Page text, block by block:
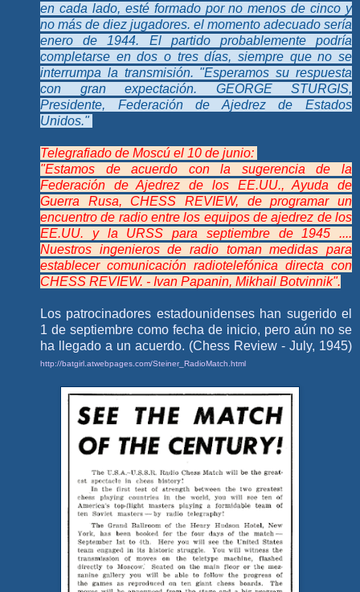
en cada lado, esté formado por no menos de cinco y
no más de diez jugadores. el momento adecuado sería
enero de 1944. El partido probablemente podría
completarse en dos o tres días, siempre que no se
interrumpa la transmisión. "Esperamos su respuesta
con gran expectación. GEORGE STURGIS,
Presidente, Federación de Ajedrez de Estados
Unidos."
Telegrafiado de Moscú el 10 de junio:
"Estamos de acuerdo con la sugerencia de la
Federación de Ajedrez de los EE.UU., Ayuda de
Guerra Rusa, CHESS REVIEW, de programar un
encuentro de radio entre los equipos de ajedrez de los
EE.UU. y la URSS para septiembre de 1945 ....
Nuestros ingenieros de radio toman medidas para
establecer comunicación radiotelefónica directa con
CHESS REVIEW. - Ivan Papanin, Mikhail Botvinnik".
Los patrocinadores estadounidenses han sugerido el
1 de septiembre como fecha de inicio, pero aún no se
ha llegado a un acuerdo. (Chess Review - July, 1945)
http://batgirl.atwebpages.com/Steiner_RadioMatch.html